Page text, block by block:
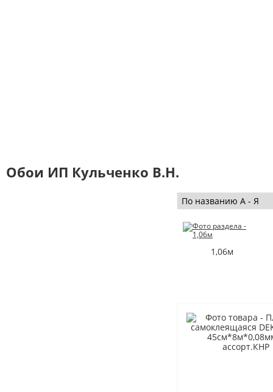
Обои ИП Кульченко В.Н.
1,06м